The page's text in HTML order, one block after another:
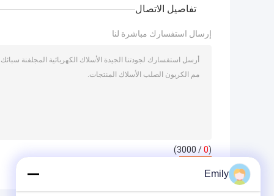
تفاصيل الاتصال
إرسال استفسارك مباشرة لنا
(
0
/ 3000)
Emily